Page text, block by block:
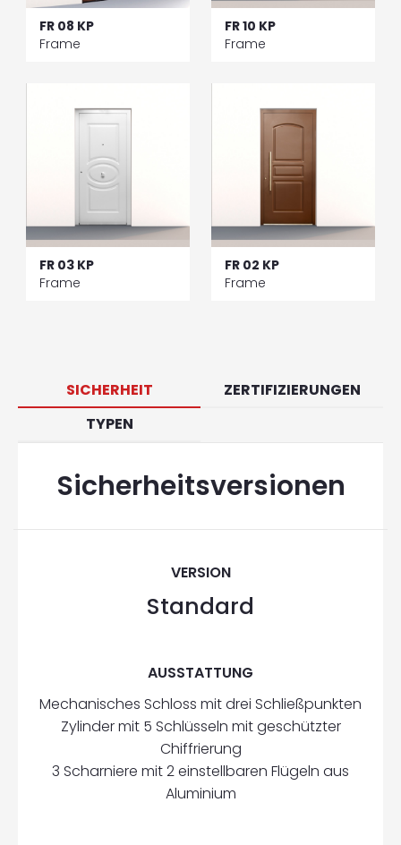
FR 08 KP
Frame
FR 10 KP
Frame
FR 03 KP
Frame
FR 02 KP
Frame
SICHERHEIT
ZERTIFIZIERUNGEN
TYPEN
Sicherheitsversionen
VERSION
Standard
AUSSTATTUNG
Mechanisches Schloss mit drei Schließpunkten
Zylinder mit 5 Schlüsseln mit geschützter
Chiffrierung
3 Scharniere mit 2 einstellbaren Flügeln aus
Aluminium